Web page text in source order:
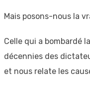
Mais posons-nous la
Celle qui a bombardé
décennies des
et nous relate les